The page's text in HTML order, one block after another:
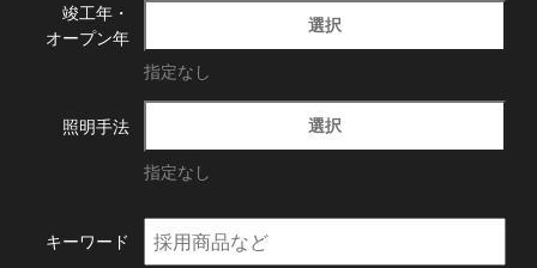
竣工年・
オープン年
選択
指定なし
照明手法 選択
指定なし
キーワード